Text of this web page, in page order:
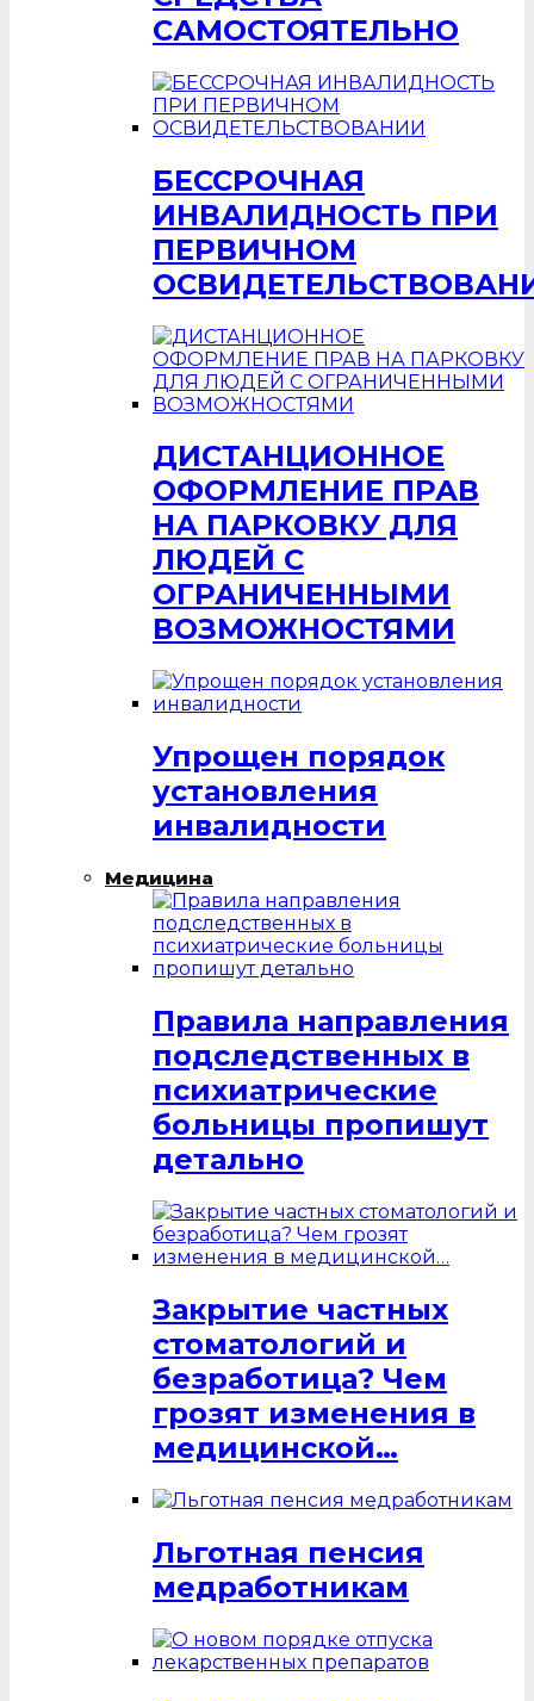
САМОСТОЯТЕЛЬНО
БЕССРОЧНАЯ
ИНВАЛИДНОСТЬ ПРИ
ПЕРВИЧНОМ
ДИСТАНЦИОННОЕ
ОФОРМЛЕНИЕ ПРАВ
НА ПАРКОВКУ ДЛЯ
ЛЮДЕЙ С
ОГРАНИЧЕННЫМИ
ВОЗМОЖНОСТЯМИ
Упрощен порядок
установления
инвалидности
Медицина
Правила направления
подследственных в
психиатрические
больницы пропишут
детально
Закрытие частных
стоматологий и
безработица? Чем
грозят изменения в
медицинской…
Льготная пенсия
медработникам